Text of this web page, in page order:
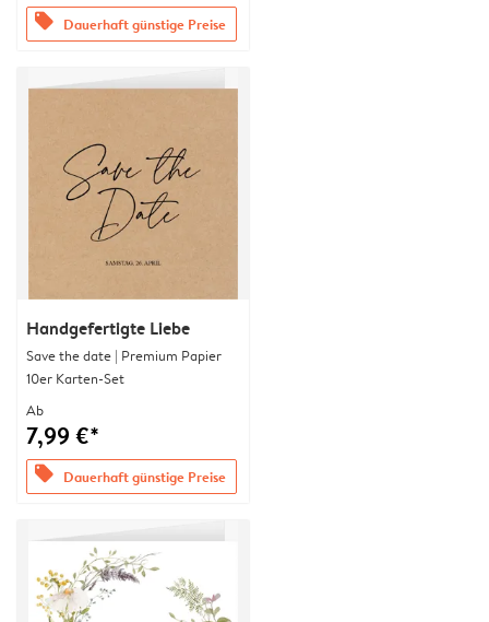
offers Dauerhaft günstige Preise
Handgefertigte Liebe
Save the date | Premium Papier
10er Karten-Set
Ab
7,99 €*
offers Dauerhaft günstige Preise